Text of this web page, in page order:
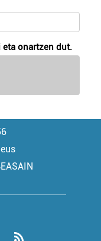
eta onartzen dut.